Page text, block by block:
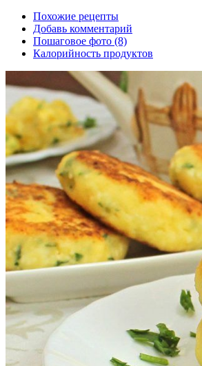
Похожие рецепты
Добавь комментарий
Пошаговое фото (8)
Калорийность продуктов